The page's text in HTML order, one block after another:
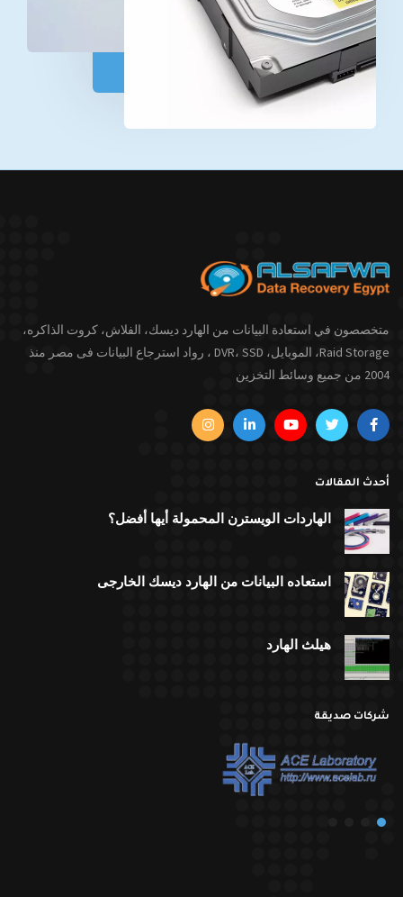
متخصصون في استعادة البيانات من الهارد ديسك، الفلاش، كروت الذاكره،
Raid Storage، الموبايل، DVR، SSD ، رواد استرجاع البيانات فى مصر منذ
2004 من جميع وسائط التخزين
أحدث المقالات
الهاردات الويسترن المحمولة أيها أفضل؟
استعاده البيانات من الهارد ديسك الخارجى
هيلث الهارد
شركات صديقة